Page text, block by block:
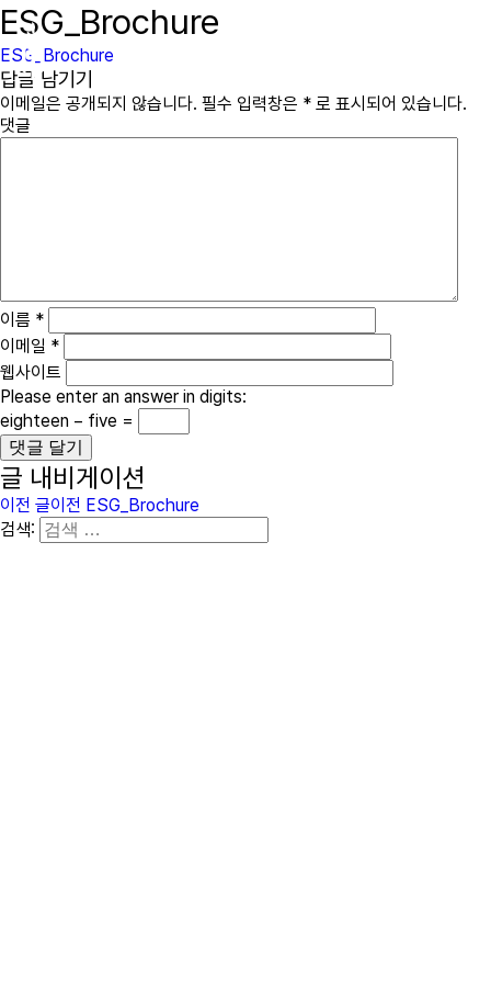
immcs,
Inc.
ESG_Brochure
ESG_Brochure
답글 남기기
이메일은 공개되지 않습니다. 필수 입력창은 * 로 표시되어 있습니다.
댓글
이름 *
이메일 *
웹사이트
Please enter an answer in digits:
eighteen − five =
글 내비게이션
이전 글이전 ESG_Brochure
검색: